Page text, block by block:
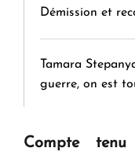
Démission et
Tamara
guerre, on est
" Tant qu'il
Compte